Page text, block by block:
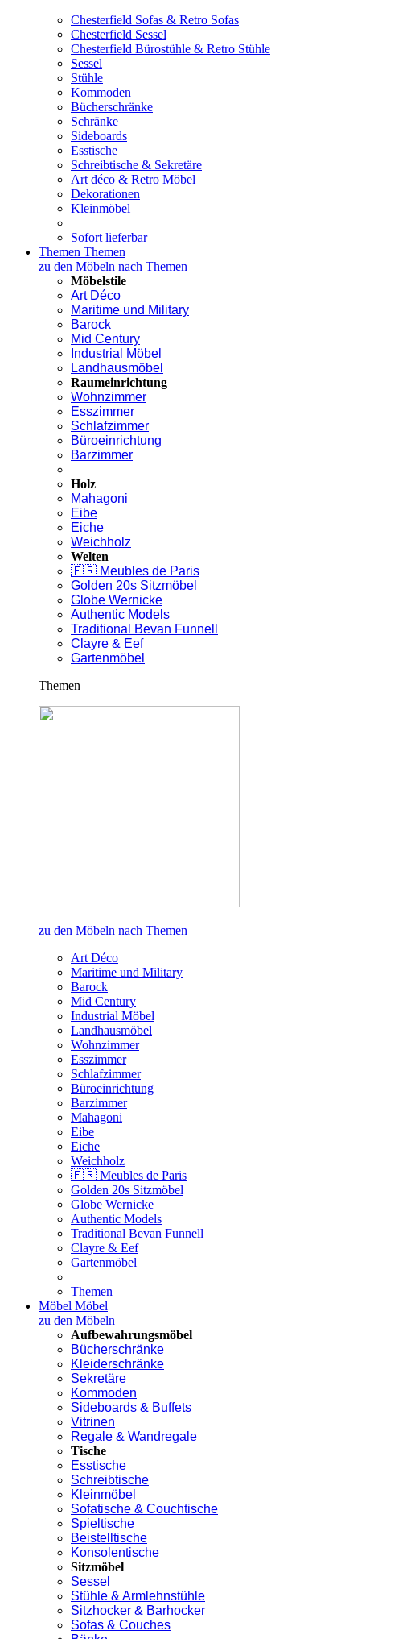
Chesterfield Sofas & Retro Sofas
Chesterfield Sessel
Chesterfield Bürostühle & Retro Stühle
Sessel
Stühle
Kommoden
Bücherschränke
Schränke
Sideboards
Esstische
Schreibtische & Sekretäre
Art déco & Retro Möbel
Dekorationen
Kleinmöbel
Sofort lieferbar
Themen Themen
zu den Möbeln nach Themen
Möbelstile
Art Déco
Maritime und Military
Barock
Mid Century
Industrial Möbel
Landhausmöbel
Raumeinrichtung
Wohnzimmer
Esszimmer
Schlafzimmer
Büroeinrichtung
Barzimmer
Holz
Mahagoni
Eibe
Eiche
Weichholz
Welten
🇫🇷 Meubles de Paris
Golden 20s Sitzmöbel
Globe Wernicke
Authentic Models
Traditional Bevan Funnell
Clayre & Eef
Gartenmöbel
Themen
zu den Möbeln nach Themen
Art Déco
Maritime und Military
Barock
Mid Century
Industrial Möbel
Landhausmöbel
Wohnzimmer
Esszimmer
Schlafzimmer
Büroeinrichtung
Barzimmer
Mahagoni
Eibe
Eiche
Weichholz
🇫🇷 Meubles de Paris
Golden 20s Sitzmöbel
Globe Wernicke
Authentic Models
Traditional Bevan Funnell
Clayre & Eef
Gartenmöbel
Themen
Möbel Möbel
zu den Möbeln
Aufbewahrungsmöbel
Bücherschränke
Kleiderschränke
Sekretäre
Kommoden
Sideboards & Buffets
Vitrinen
Regale & Wandregale
Tische
Esstische
Schreibtische
Kleinmöbel
Sofatische & Couchtische
Spieltische
Beistelltische
Konsolentische
Sitzmöbel
Sessel
Stühle & Armlehnstühle
Sitzhocker & Barhocker
Sofas & Couches